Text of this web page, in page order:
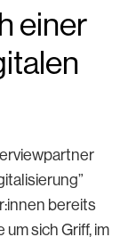
einer
bereits
sich Griff, im